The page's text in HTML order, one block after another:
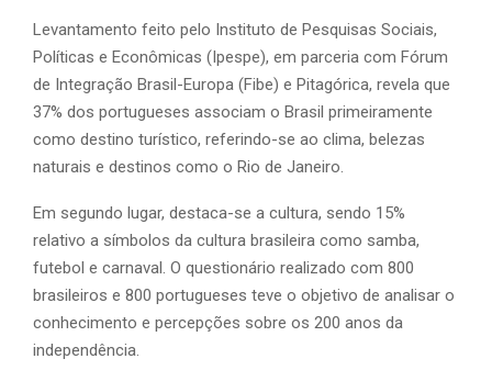
Levantamento feito pelo Instituto de Pesquisas Sociais,
Políticas e Econômicas (Ipespe), em parceria com Fórum
de Integração Brasil-Europa (Fibe) e Pitagórica, revela que
37% dos portugueses associam o Brasil primeiramente
como destino turístico, referindo-se ao clima, belezas
naturais e destinos como o Rio de Janeiro.
Em segundo lugar, destaca-se a cultura, sendo 15%
relativo a símbolos da cultura brasileira como samba,
futebol e carnaval. O questionário realizado com 800
brasileiros e 800 portugueses teve o objetivo de analisar o
conhecimento e percepções sobre os 200 anos da
independência.